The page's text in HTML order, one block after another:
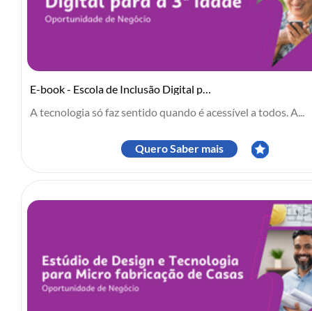
E-book - Escola de Inclusão Digital para a 3ª Idade
A tecnologia só faz sentido quando é acessível a todos. A...
Quero Saber mais